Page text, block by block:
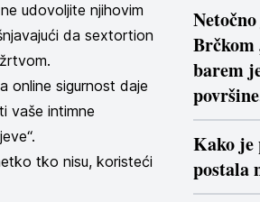
udovoljite njihovim
da sextortion
online sigurnost daje
vaše intimne
tko nisu, koristeći
Brčkom
barem
Kako je
postala